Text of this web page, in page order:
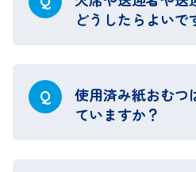
どうしたらよいで
Q
使用済み紙おむつ
ていますか？